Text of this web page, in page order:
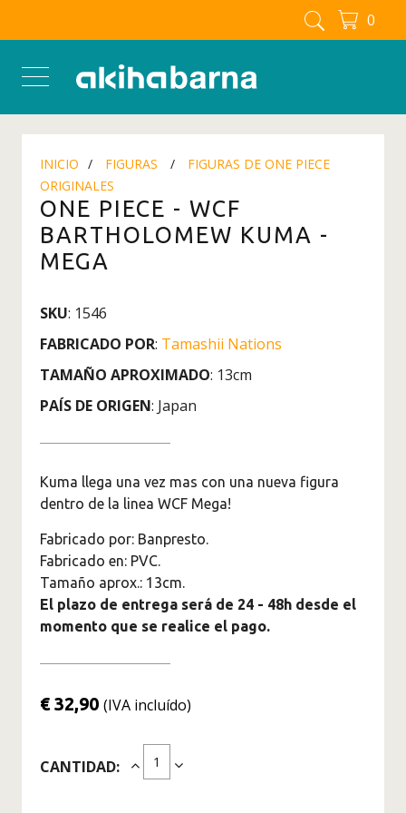
Figuras
Figuras Blue Lock
Figuras Boku No Hero - My
Hero Academia
Figuras Chainsaw man
Figuras Dandadan
Figuras Dragon Ball
Figuras Full Metal Alchemist
Figuras Inuyasha
Figuras Marvel
Figuras Kimetsu No Yaiba -
Figuras Monster Hunter
Figuras Naruto
Figuras de One Piece
Saint Seiya Figuras de
Figuras Spy X Family
0
INICIO FIGURAS
FIGURAS DE ONE PIECE
ORIGINALES
ONE PIECE - WCF
BARTHOLOMEW KUMA -
MEGA
SKU: 1546
FABRICADO POR: Tamashii Nations
TAMAÑO APROXIMADO: 13cm
PAÍS DE ORIGEN: Japan
Kuma llega una vez mas con una nueva figura
dentro de la linea WCF Mega!
Fabricado por: Banpresto.
Fabricado en: PVC.
Tamaño aprox.: 13cm.
El plazo de entrega será de 24 - 48h desde el
momento que se realice el pago.
€ 32,90 (IVA incluído)
CANTIDAD: